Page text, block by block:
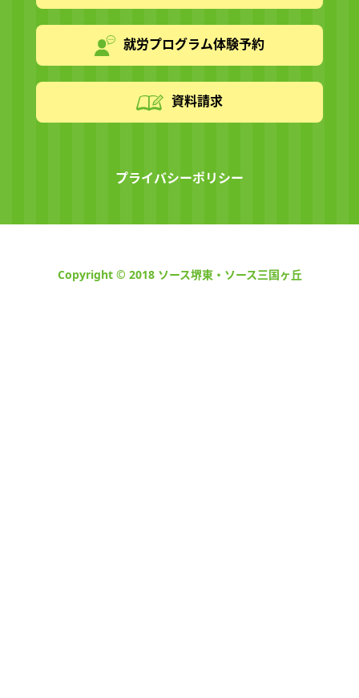
就労プログラム体験予約
資料請求
プライバシーポリシー
Copyright © 2018 ソース堺東・ソース三国ヶ丘